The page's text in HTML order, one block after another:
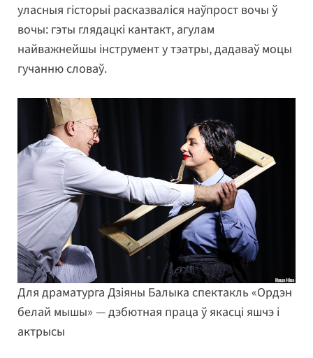
уласныя гісторыі расказваліся наўпрост вочы ў
вочы: гэты глядацкі кантакт, агулам
найважнейшы інструмент у тэатры, дадаваў моцы
гучанню словаў.
Для драматурга Дзіяны Балыка спектакль «Ордэн
белай мышы» — дэбютная праца ў якасці яшчэ і
актрысы